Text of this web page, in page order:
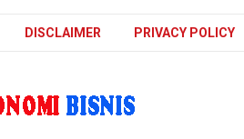
DISCLAIMER PRIVACY POLICY